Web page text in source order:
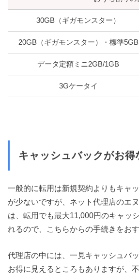
30GB（ギガモンスター）
20GB（ギガモンスター）・標準5GB
データ定額ミニ2GB/1GB
3Gケータイ
キャッシュバックがお得
一般的に転用は新規契約よりもキャ
が少ないですが、ネット代理店のエ
は、転用でも最大11,000円のキャッ
れるので、こちらからの手続きをおす
代理店の中には、一見キャッシュバ
お得に見えるところもありますが、